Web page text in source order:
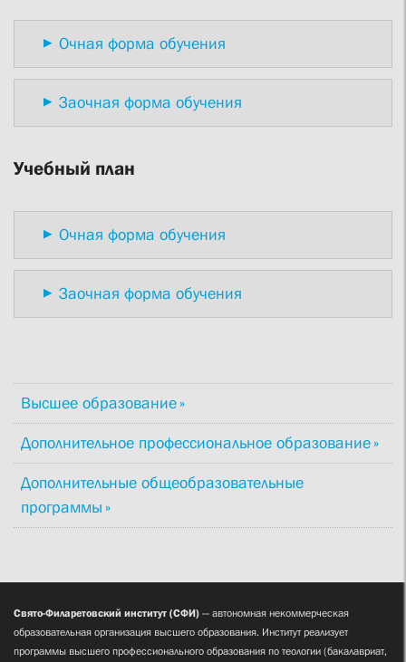
Очная форма обучения
Заочная форма обучения
Учебный план
Очная форма обучения
Заочная форма обучения
Высшее образование
Дополнительное профессиональное образование
Дополнительные общеобразовательные
программы
Свято-Филаретовский институт (СФИ) — автономная некоммерческая
образовательная организация высшего образования. Институт реализует
программы высшего профессионального образования по теологии (бакалавриат,